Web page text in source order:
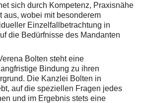
sich durch Kompetenz, Praxisnähe
aus, wobei mit besonderem
Einzelfallbetrachtung in
die Bedürfnisse des Mandanten
Bolten steht eine
Bindung zu ihren
Die Kanzlei Bolten in
auf die speziellen Fragen jedes
und im Ergebnis stets eine